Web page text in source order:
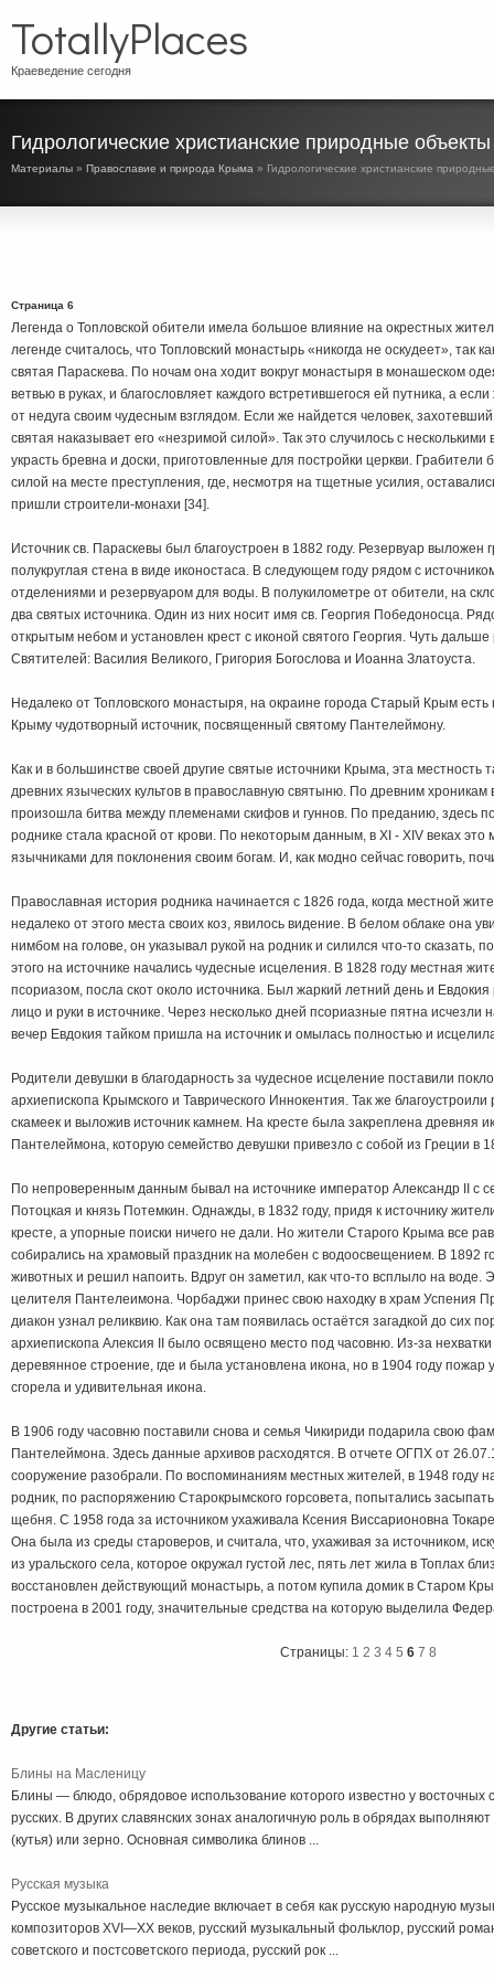
TotallyPlaces
Краеведение сегодня
Гидрологические христианские природные
Материалы » Православие и природа Крыма » Гидрологические христианские
Страница 6
Легенда о Топловской обители имела большое влияние на окрестных
легенде считалось, что Топловский монастырь «никогда не оскудеет», так
святая Параскева. По ночам она ходит вокруг монастыря в монашеском
ветвью в руках, и благословляет каждого встретившегося ей путника, а
от недуга своим чудесным взглядом. Если же найдется человек,
святая наказывает его «незримой силой». Так это случилось с
украсть бревна и доски, приготовленные для постройки церкви.
силой на месте преступления, где, несмотря на тщетные усилия,
пришли строители-монахи [34].
Источник св. Параскевы был благоустроен в 1882 году. Резервуар выложен
полукруглая стена в виде иконостаса. В следующем году рядом с
отделениями и резервуаром для воды. В полукилометре от обители, на
два святых источника. Один из них носит имя св. Георгия Победоносца.
открытым небом и установлен крест с иконой святого Георгия. Чуть дальше
Святителей: Василия Великого, Григория Богослова и Иоанна Златоуста.
Недалеко от Топловского монастыря, на окраине города Старый Крым
Крыму чудотворный источник, посвященный святому Пантелеймону.
Как и в большинстве своей другие святые источники Крыма, эта местность
древних языческих культов в православную святыню. По древним хроникам
произошла битва между племенами скифов и гуннов. По преданию, здесь
роднике стала красной от крови. По некоторым данным, в XI - XIV веках это
язычниками для поклонения своим богам. И, как модно сейчас говорить,
Православная история родника начинается с 1826 года, когда местной
недалеко от этого места своих коз, явилось видение. В белом облаке она
нимбом на голове, он указывал рукой на родник и силился что-то сказать,
этого на источнике начались чудесные исцеления. В 1828 году местная
псориазом, посла скот около источника. Был жаркий летний день и
лицо и руки в источнике. Через несколько дней псориазные пятна исчезли
вечер Евдокия тайком пришла на источник и омылась полностью и
Родители девушки в благодарность за чудесное исцеление поставили
архиепископа Крымского и Таврического Иннокентия. Так же благоустроили
скамеек и выложив источник камнем. На кресте была закреплена древняя
Пантелеймона, которую семейство девушки привезло с собой из Греции в
По непроверенным данным бывал на источнике император Александр II с
Потоцкая и князь Потемкин. Однажды, в 1832 году, придя к источнику
кресте, а упорные поиски ничего не дали. Но жители Старого Крыма все
собирались на храмовый праздник на молебен с водоосвещением. В 1892
животных и решил напоить. Вдруг он заметил, как что-то всплыло на воде.
целителя Пантелеимона. Чорбаджи принес свою находку в храм Успения
диакон узнал реликвию. Как она там появилась остаётся загадкой до сих
архиепископа Алексия II было освящено место под часовню. Из-за
деревянное строение, где и была установлена икона, но в 1904 году пожар
сгорела и удивительная икона.
В 1906 году часовню поставили снова и семья Чикириди подарила свою
Пантелеймона. Здесь данные архивов расходятся. В отчете ОГПХ от
сооружение разобрали. По воспоминаниям местных жителей, в 1948 году
родник, по распоряжению Старокрымского горсовета, попытались
щебня. С 1958 года за источником ухаживала Ксения Виссарионовна
Она была из среды староверов, и считала, что, ухаживая за источником,
из уральского села, которое окружал густой лес, пять лет жила в Топлах
восстановлен действующий монастырь, а потом купила домик в Старом
построена в 2001 году, значительные средства на которую выделила
Страницы: 1 2 3 4 5 6 7 8
Другие статьи:
Блины на Масленицу
Блины — блюдо, обрядовое использование которого известно у восточных
русских. В других славянских зонах аналогичную роль в обрядах
(кутья) или зерно. Основная символика блинов ...
Русская музыка
Русское музыкальное наследие включает в себя как русскую народную
композиторов XVI—XX веков, русский музыкальный фольклор, русский
советского и постсоветского периода, русский рок ...